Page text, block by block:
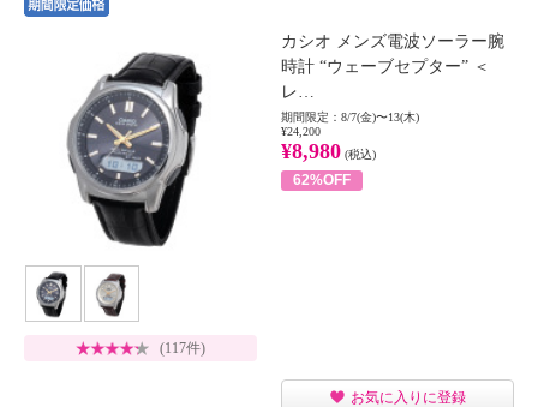
カシオ メンズ電波ソーラー腕
時計 “ウェーブセプター” ＜
レ…
期間限定：8/7(金)〜13(木)
¥24,200
¥8,980 (税込)
62%OFF
(117件)
お気に入りに登録